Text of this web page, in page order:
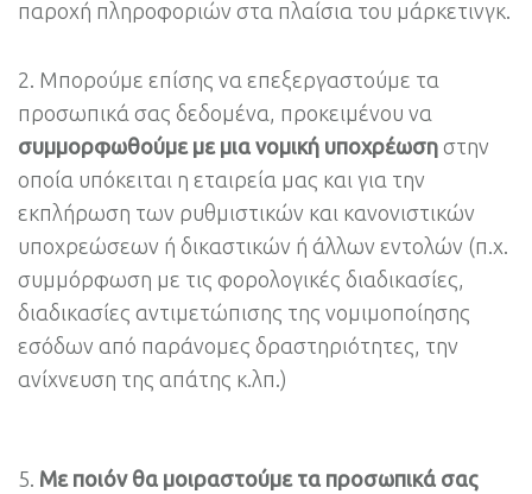
παροχή πληροφοριών στα πλαίσια του μάρκετινγκ.
Μπορούμε επίσης να επεξεργαστούμε τα
προσωπικά σας δεδομένα, προκειμένου να
συμμορφωθούμε με μια νομική υποχρέωση στην
οποία υπόκειται η εταιρεία μας και για την
εκπλήρωση των ρυθμιστικών και κανονιστικών
υποχρεώσεων ή δικαστικών ή άλλων εντολών (π.χ.
συμμόρφωση με τις φορολογικές διαδικασίες,
διαδικασίες αντιμετώπισης της νομιμοποίησης
εσόδων από παράνομες δραστηριότητες, την
ανίχνευση της απάτης κ.λπ.)
Με ποιόν θα μοιραστούμε τα προσωπικά σας